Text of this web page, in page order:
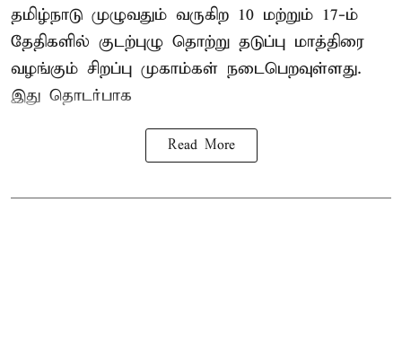
தமிழ்நாடு முழுவதும் வருகிற 10 மற்றும் 17-ம்
தேதிகளில் குடற்புழு தொற்று தடுப்பு மாத்திரை
வழங்கும் சிறப்பு முகாம்கள் நடைபெறவுள்ளது.
இது தொடர்பாக
Read More